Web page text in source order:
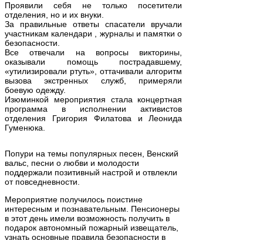
Проявили себя не только посетители
отделения, но и их внуки.
За правильные ответы спасатели вручали
участникам календари , журналы и памятки о
безопасности.
Все отвечали на вопросы викторины,
оказывали помощь пострадавшему,
«утилизировали ртуть», оттачивали алгоритм
вызова экстренных служб, примеряли
боевую одежду.
Изюминкой мероприятия стала концертная
программа в исполнении активистов
отделения Григория Филатова и Леонида
Гуменюка.
Попури на темы популярных песен, Венский
вальс, песни о любви и молодости
поддержали позитивный настрой и отвлекли
от повседневности.
Мероприятие получилось поистине
интересным и познавательным. Пенсионеры
в этот день имели возможность получить в
подарок автономный пожарный извещатель,
узнать основные правила безопасности в